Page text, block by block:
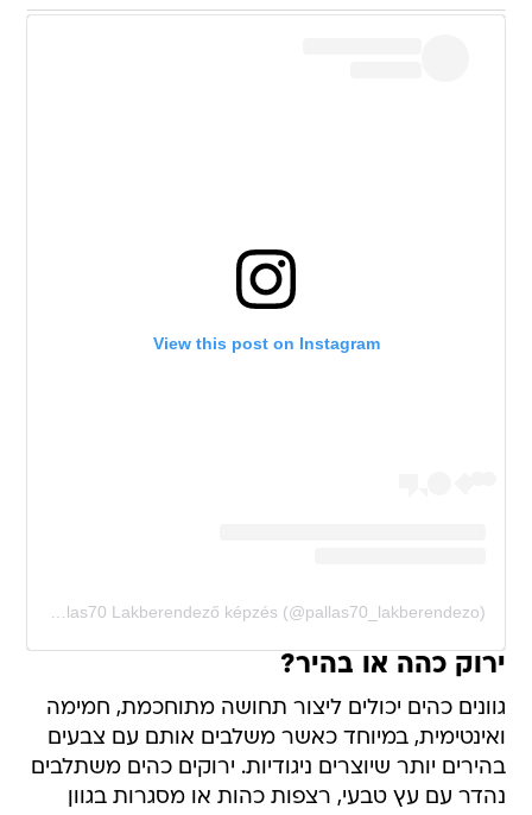
View this post on Instagram
A post shared by Pallas70 Lakberendező képzés (@pallas70_lakberendezo)
ירוק כהה או בהיר?
גוונים כהים יכולים ליצור תחושה מתוחכמת, חמימה
ואינטימית, במיוחד כאשר משלבים אותם עם צבעים
בהירים יותר שיוצרים ניגודיות. ירוקים כהים משתלבים
נהדר עם עץ טבעי, רצפות כהות או מסגרות בגוון